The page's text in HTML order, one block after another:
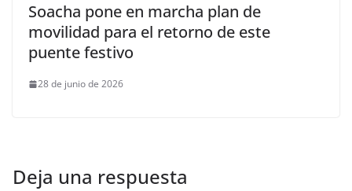
Soacha pone en marcha plan de
movilidad para el retorno de este
puente festivo
28 de junio de 2026
Deja una respuesta